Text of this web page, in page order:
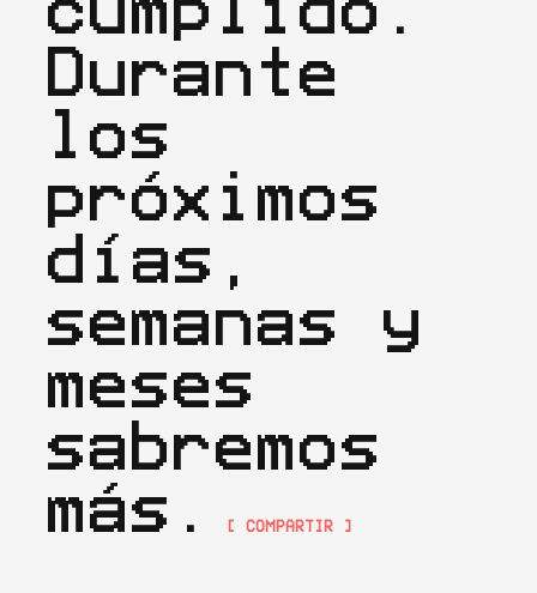
Durante
los
próximos
días,
semanas y
meses
sabremos
más.
[ COMPARTIR ]